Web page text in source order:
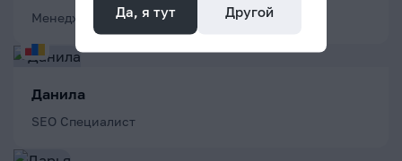
Менеджер проектов
Данила
SEO Специалист
Да, я тут Другой